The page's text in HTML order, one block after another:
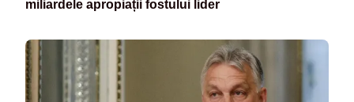
miliardele apropiații fostului lider